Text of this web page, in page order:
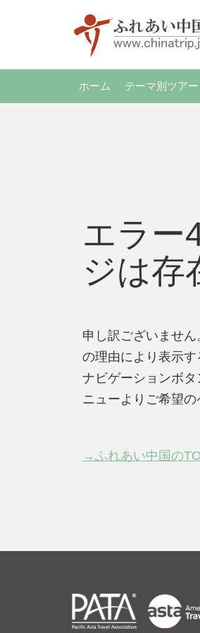
ホーム テーマ別ツアー
エラー
ジは存
申し訳ございませ
の理由により表示す
ナビゲーションボ
ニューよりご希望の
→ふれあい中国の